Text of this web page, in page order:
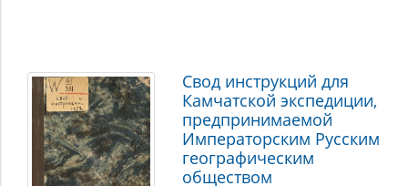
Свод инструкций для
Камчатской экспедиции,
предпринимаемой
Императорским Русским
географическим
обществом